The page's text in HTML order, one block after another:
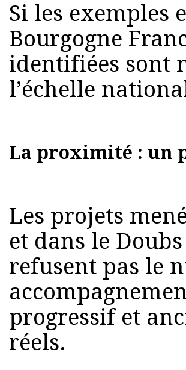
Si les exemples
Bourgogne
identifiées sont
l’échelle
La proximité : un
Les projets
et dans le
refusent pas le
progressif et
réels.